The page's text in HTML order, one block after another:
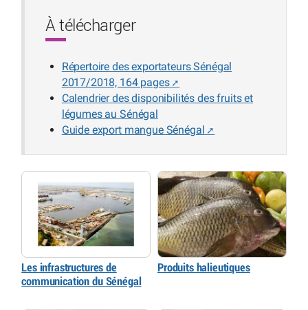
À télécharger
Répertoire des exportateurs Sénégal
2017/2018, 164 pages
Calendrier des disponibilités des fruits et
légumes au Sénégal
Guide export mangue Sénégal
Les infrastructures de
communication du Sénégal
Produits halieutiques